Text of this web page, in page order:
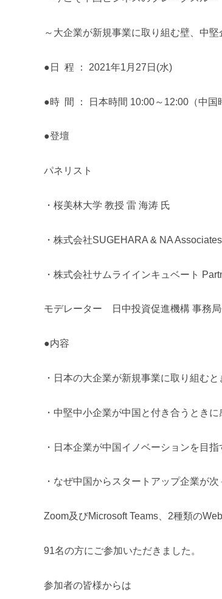
～大企業が新規事業に取り組む壁、中
●日 程 ： 2021年1月27日(水)
●時 間 ： 日本時間 10:00～12:00（中国
●登壇
パネリスト
・桜美林大学 教授 雷 海涛 氏
・株式会社SUGEHARA & NA
・株式会社サムライインキュベート
モデレーター 日中投資促進機構 事務
●内容
・日本の大企業が新規事業に取り組む
・中堅中小企業が中国と付き合うとき
・日本企業が中国イノベーションを目
・なぜ中国からスタートアップ企業が
Zoom及びMicrosoft Teams、2種類の
91名の方にご参加いただきました。
参加者の皆様からは